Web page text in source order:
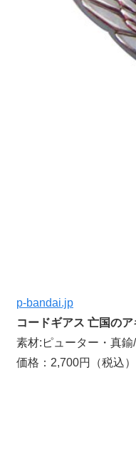
p-bandai.jp
コードギアス 亡国の
素材:ピューター・真鍮
価格：2,700円（税込